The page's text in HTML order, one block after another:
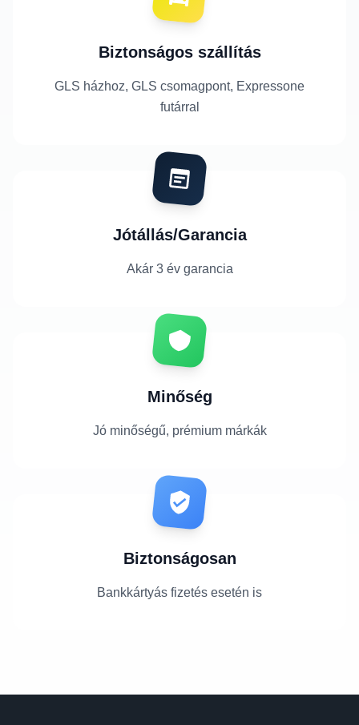
Biztonságos szállítás
GLS házhoz, GLS csomagpont, Expressone
futárral
Jótállás/Garancia
Akár 3 év garancia
Minőség
Jó minőségű, prémium márkák
Biztonságosan
Bankkártyás fizetés esetén is